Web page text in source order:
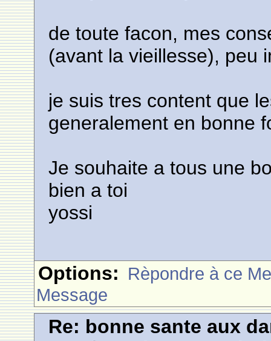
de toute facon, mes
(avant la vieillesse), peu
je suis tres content que
generalement en bonne
Je souhaite a tous une
bien a toi
yossi
Options: Rèpondre à ce
Message
Re: bonne sante aux